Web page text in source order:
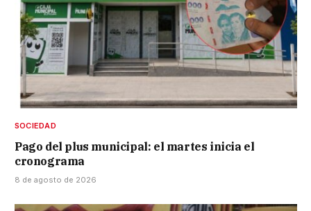
SOCIEDAD
Pago del plus municipal: el martes inicia el
cronograma
8 de agosto de 2026